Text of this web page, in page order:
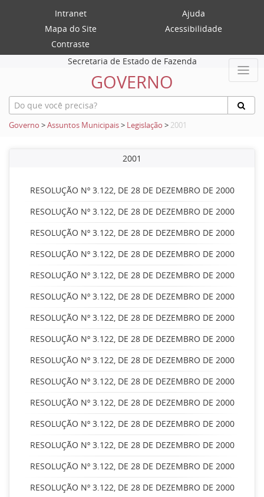
Intranet
Ajuda
Mapa do Site
Acessibilidade
Contraste
Secretaria de Estado de Fazenda
GOVERNO
Governo >Assuntos Municipais> Legislação > 2001
2001
RESOLUÇÃO Nº 3.122, DE 28 DE DEZEMBRO DE 2000
RESOLUÇÃO Nº 3.122, DE 28 DE DEZEMBRO DE 2000
RESOLUÇÃO Nº 3.122, DE 28 DE DEZEMBRO DE 2000
RESOLUÇÃO Nº 3.122, DE 28 DE DEZEMBRO DE 2000
RESOLUÇÃO Nº 3.122, DE 28 DE DEZEMBRO DE 2000
RESOLUÇÃO Nº 3.122, DE 28 DE DEZEMBRO DE 2000
RESOLUÇÃO Nº 3.122, DE 28 DE DEZEMBRO DE 2000
RESOLUÇÃO Nº 3.122, DE 28 DE DEZEMBRO DE 2000
RESOLUÇÃO Nº 3.122, DE 28 DE DEZEMBRO DE 2000
RESOLUÇÃO Nº 3.122, DE 28 DE DEZEMBRO DE 2000
RESOLUÇÃO Nº 3.122, DE 28 DE DEZEMBRO DE 2000
RESOLUÇÃO Nº 3.122, DE 28 DE DEZEMBRO DE 2000
RESOLUÇÃO Nº 3.122, DE 28 DE DEZEMBRO DE 2000
RESOLUÇÃO Nº 3.122, DE 28 DE DEZEMBRO DE 2000
RESOLUÇÃO Nº 3.122, DE 28 DE DEZEMBRO DE 2000